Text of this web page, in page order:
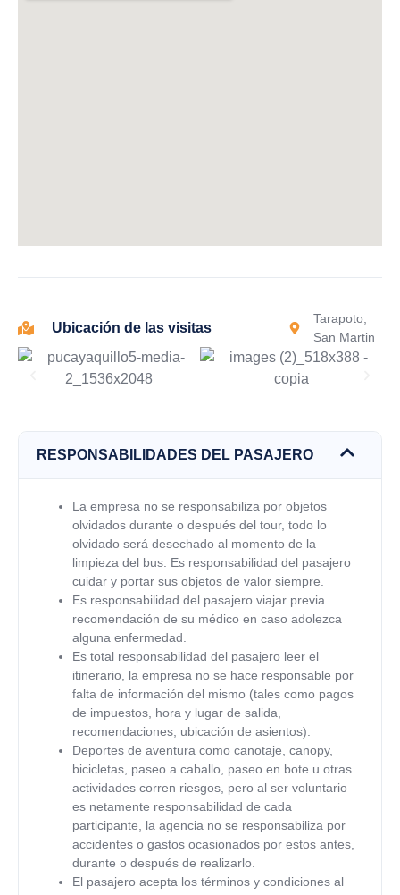
Ubicación de las visitas
Tarapoto,
San Martin
RESPONSABILIDADES DEL PASAJERO
La empresa no se responsabiliza por objetos
olvidados durante o después del tour, todo lo
olvidado será desechado al momento de la
limpieza del bus. Es responsabilidad del pasajero
cuidar y portar sus objetos de valor siempre.
Es responsabilidad del pasajero viajar previa
recomendación de su médico en caso adolezca
alguna enfermedad.
Es total responsabilidad del pasajero leer el
itinerario, la empresa no se hace responsable por
falta de información del mismo (tales como pagos
de impuestos, hora y lugar de salida,
recomendaciones, ubicación de asientos).
Deportes de aventura como canotaje, canopy,
bicicletas, paseo a caballo, paseo en bote u otras
actividades corren riesgos, pero al ser voluntario
es netamente responsabilidad de cada
participante, la agencia no se responsabiliza por
accidentes o gastos ocasionados por estos antes,
durante o después de realizarlo.
El pasajero acepta los términos y condiciones al